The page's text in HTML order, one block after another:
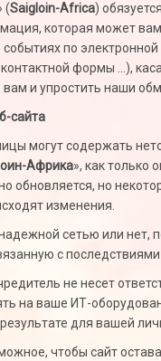
(Saigloin-Africa)
которая может
по
контактной формы …),
вам и упростить наши
сайта
могут содержать
Африка», как только
обновляется, но
изменения.
сетью или нет,
с
не несет
на ваше ИТ-
для вашей
чтобы сайт